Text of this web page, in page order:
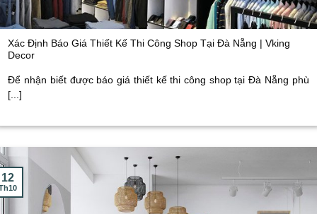
Xác Định Báo Giá Thiết Kế Thi Công Shop Tại Đà Nẵng | Vking
Decor
Để nhận biết được báo giá thiết kế thi công shop tại Đà Nẵng phù
[...]
12